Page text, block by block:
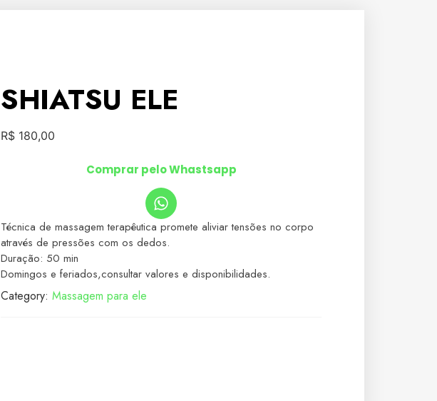
SHIATSU ELE
R$ 180,00
Comprar pelo Whastsapp
Técnica de massagem terapêutica promete aliviar tensões no corpo
através de pressões com os dedos.
Duração: 50 min
Domingos e feriados,consultar valores e disponibilidades.
Category: Massagem para ele